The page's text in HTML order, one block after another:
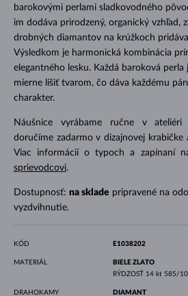
barokovými perlami sladkovodného
im dodáva prirodzený, organický vzhľad,
drobných diamantov na krúžkoch
Výsledkom je harmonická kombinácia
elegantného lesku. Každá baroková perla
mierne líšiť tvarom, čo dáva každému
charakter.
Náušnice vyrábame ručne v ateliéri
doručíme zadarmo v dizajnovej
Viac informácií o typoch a zapínaní
sprievodcovi.
Dostupnosť: na sklade pripravené na
vyzdvihnutie.
KÓD E1038202
MATERIÁL
BIELE ZLATO
RÝDZOSŤ 14 kt 585/
DRAHOKAMY
DIAMANT